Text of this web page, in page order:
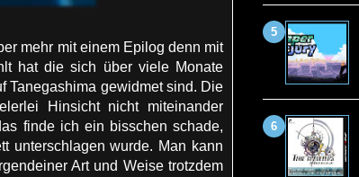
mehr mit einem Epilog denn mit
hat die sich über viele Monate
Tanegashima gewidmet sind. Die
Hinsicht nicht miteinander
finde ich ein bisschen schade,
unterschlagen wurde. Man kann
Art und Weise trotzdem